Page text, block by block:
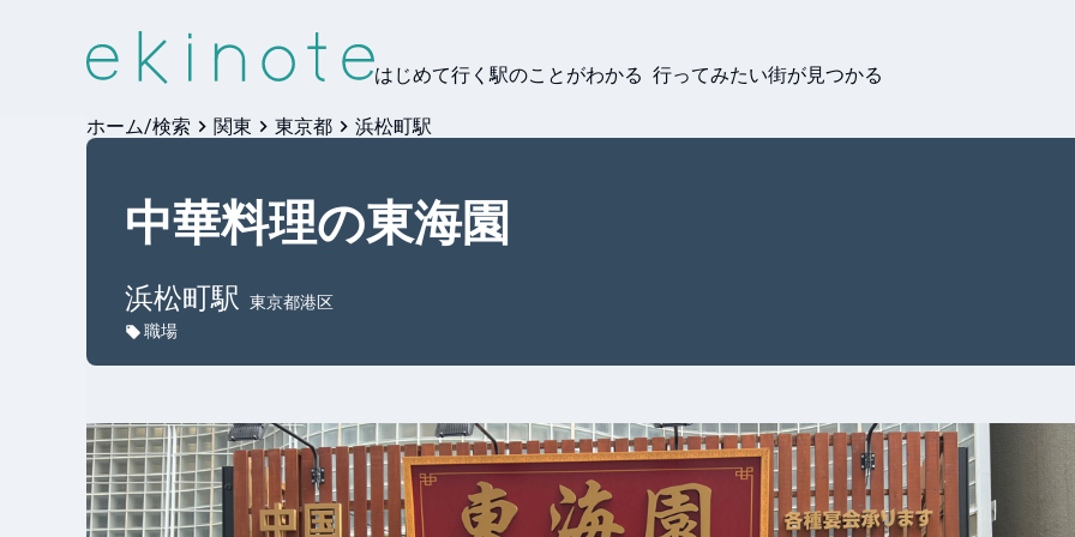
はじめて行く駅のことがわかる 行ってみたい街が見つかる
ホーム/検索 関東 東京都 浜松町駅
中華料理の東海園
浜松町駅
東京都港区
職場